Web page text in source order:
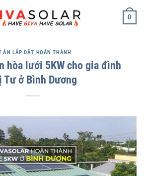
0
ÁN LẮP ĐẶT HOÀN THÀNH
hòa lưới 5KW cho gia đình
Tư ở Bình Dương